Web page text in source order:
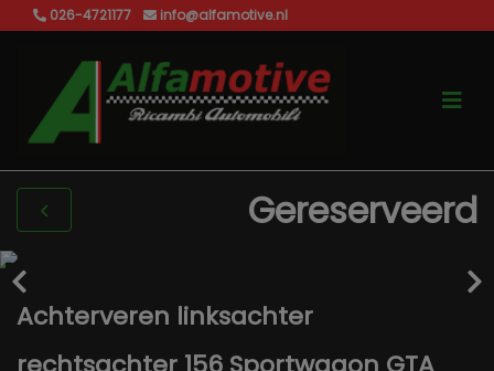
026-4721177 info@alfamotive.nl
Gereserveerd
Achterveren linksachter